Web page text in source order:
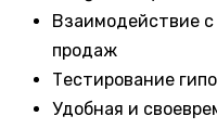
Взаимодействие
продаж
Тестирование
Удобная и